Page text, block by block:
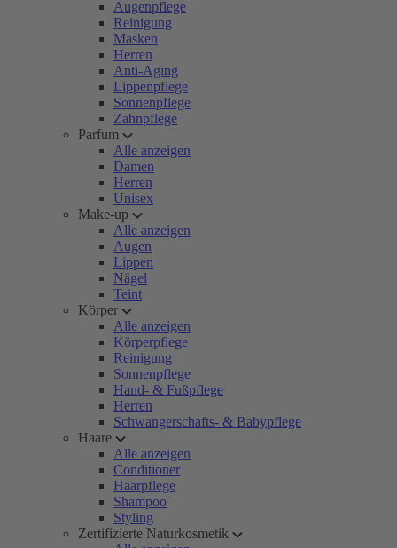
Augenpflege
Reinigung
Masken
Herren
Anti-Aging
Lippenpflege
Sonnenpflege
Zahnpflege
Parfum
Alle anzeigen
Damen
Herren
Unisex
Make-up
Alle anzeigen
Augen
Lippen
Nägel
Teint
Körper
Alle anzeigen
Körperpflege
Reinigung
Sonnenpflege
Hand- & Fußpflege
Herren
Schwangerschafts- & Babypflege
Haare
Alle anzeigen
Conditioner
Haarpflege
Shampoo
Styling
Zertifizierte Naturkosmetik